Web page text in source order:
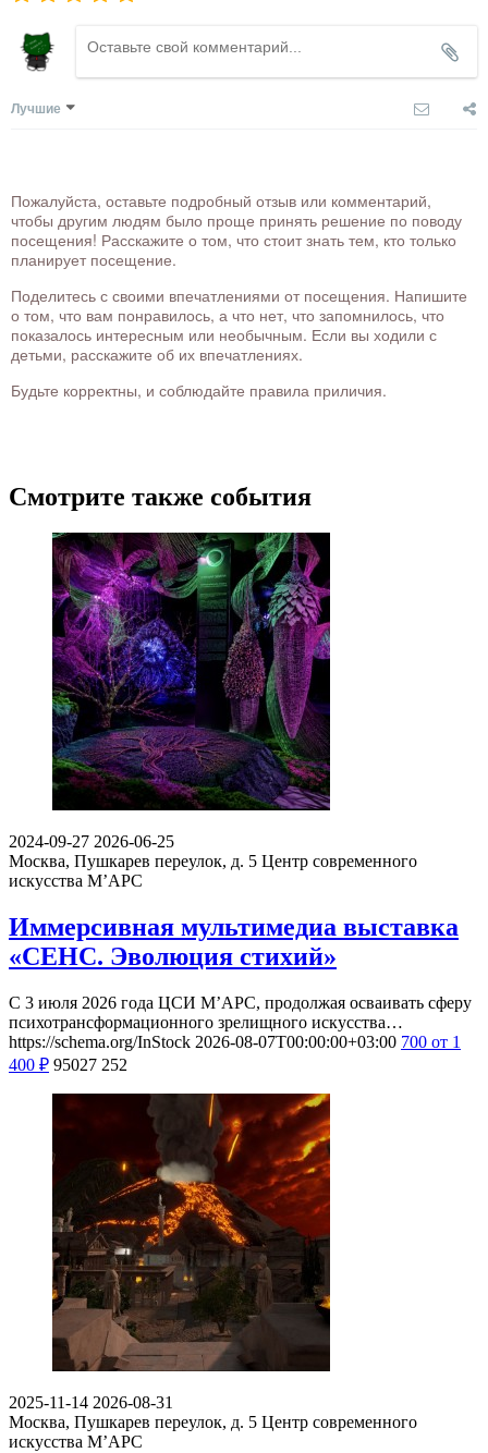
Лучшие
Пожалуйста, оставьте подробный отзыв или комментарий,
чтобы другим людям было проще принять решение по поводу
посещения! Расскажите о том, что стоит знать тем, кто только
планирует посещение.
Поделитесь с своими впечатлениями от посещения. Напишите
о том, что вам понравилось, а что нет, что запомнилось, что
показалось интересным или необычным. Если вы ходили с
детьми, расскажите об их впечатлениях.
Будьте корректны, и соблюдайте правила приличия.
Смотрите также события
2024-09-27 2026-06-25
Москва, Пушкарев переулок, д. 5 Центр современного
искусства М’АРС
Иммерсивная мультимедиа выставка
«СЕНС. Эволюция стихий»
С 3 июля 2026 года ЦСИ М’АРС, продолжая осваивать сферу
психотрансформационного зрелищного искусства…
https://schema.org/InStock 2026-08-07T00:00:00+03:00 700 от 1
400 ₽ 95027 252
2025-11-14 2026-08-31
Москва, Пушкарев переулок, д. 5 Центр современного
искусства М’АРС